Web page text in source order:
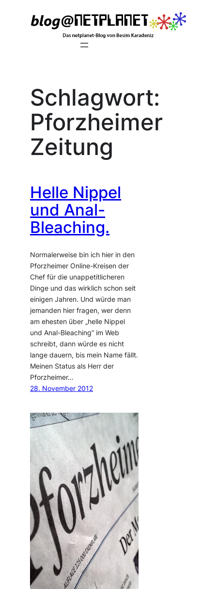
Schlagwort:
Pforzheimer
Zeitung
Helle Nippel
und Anal-
Bleaching.
Normalerweise bin ich hier in den
Pforzheimer Online-Kreisen der
Chef für die unappetitlicheren
Dinge und das wirklich schon seit
einigen Jahren. Und würde man
jemanden hier fragen, wer denn
am ehesten über „helle Nippel
und Anal-Bleaching“ im Web
schreibt, dann würde es nicht
lange dauern, bis mein Name fällt.
Meinen Status als Herr der
Pforzheimer…
28. November 2012